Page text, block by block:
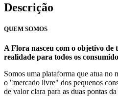
Descrição
QUEM SOMOS
A Flora nasceu com o objetivo
realidade para todos os
Somos uma plataforma que atua no
o "mercado livre" dos pequenos
de valor clara para as duas pontas